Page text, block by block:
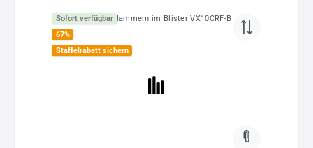
Sofort verfügbar
67%
Staffelrabatt sichern